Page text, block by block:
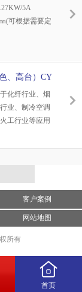
行1-2道可选择
5A
(可根据需要定
0-90kg（可
时可直接输送
、13.5、
mm
、高台）CY
化纤行业、烟
业、制冷空调
工行业等应用
作和辅助的情
批量包装件的
客户案例
网站地图
所有
首页